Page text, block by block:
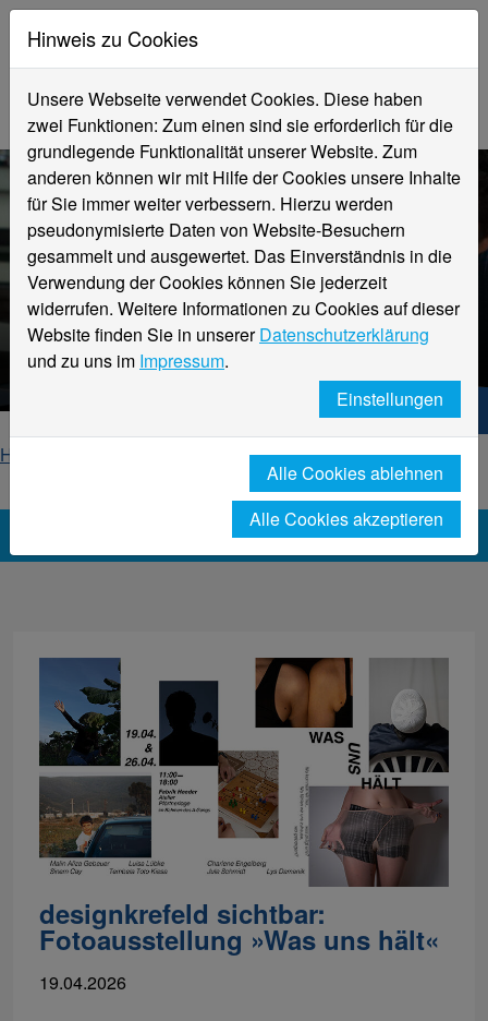
Fachbereich
Design
Hochschule Niederrhein. Dein Weg.
Home
Fachbereich Design
News
designkrefeld sichtbar:
Fotoausstellung »Was uns hält«
19.04.2026
Hinweis zu Cookies
Unsere Webseite verwendet Cookies. Diese haben
zwei Funktionen: Zum einen sind sie erforderlich für die
grundlegende Funktionalität unserer Website. Zum
anderen können wir mit Hilfe der Cookies unsere Inhalte
für Sie immer weiter verbessern. Hierzu werden
pseudonymisierte Daten von Website-Besuchern
gesammelt und ausgewertet. Das Einverständnis in die
Verwendung der Cookies können Sie jederzeit
widerrufen. Weitere Informationen zu Cookies auf dieser
Website finden Sie in unsererDatenschutzerklärung
und zu uns im Impressum.
Einstellungen
Alle Cookies ablehnen
Alle Cookies akzeptieren